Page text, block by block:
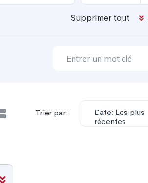
Supprimer tout
Trier par:
Date: Les plus
récentes